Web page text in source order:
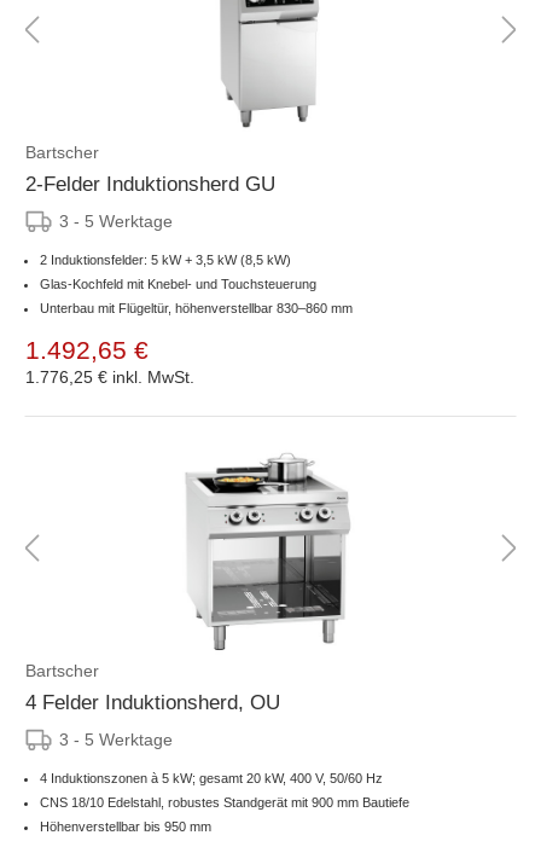
Bartscher
2-Felder Induktionsherd GU
3 - 5 Werktage
2 Induktionsfelder: 5 kW + 3,5 kW (8,5 kW)
Glas-Kochfeld mit Knebel- und Touchsteuerung
Unterbau mit Flügeltür, höhenverstellbar 830–860 mm
1.492,65 €
1.776,25 € inkl. MwSt.
Bartscher
4 Felder Induktionsherd, OU
3 - 5 Werktage
4 Induktionszonen à 5 kW; gesamt 20 kW, 400 V, 50/60 Hz
CNS 18/10 Edelstahl, robustes Standgerät mit 900 mm Bautiefe
Höhenverstellbar bis 950 mm